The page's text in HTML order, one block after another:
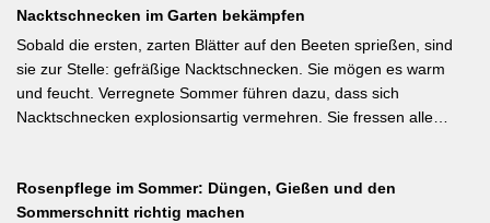
gemusterten Blüten, die ohne Ausputzen von Frühsommer bis
Herbst reich blüht und sich hervorragend für Balkonkästen und
Ampeln eignet. Die Bayerische Genusspflanze des Jahres 2026
ist die Erdbeere ‚Lilly Waldberry‘, die durch ihr intensiv
waldbeererinnerndes Aroma überzeugt und ab Juni durchgehend
bayerische Gärtnereien erhältlich. Wer auf regional empfohlene
Pflanzen setzen möchte, liegt mit diesen beiden Sorten für Balkon
Nacktschnecken im Garten bekämpfen
Sobald die ersten, zarten Blätter auf den Beeten sprießen, sind
sie zur Stelle: gefräßige Nacktschnecken. Sie mögen es warm
und feucht. Verregnete Sommer führen dazu, dass sich
Nacktschnecken explosionsartig vermehren. Sie fressen alle
hier. Weiterlesen bei MDR-Garten
Rosenpflege im Sommer: Düngen, Gießen und den
Sommerschnitt richtig machen